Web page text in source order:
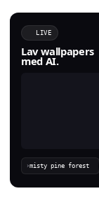
LIVE
Lav wallpapers
med AI.
› Prøv→